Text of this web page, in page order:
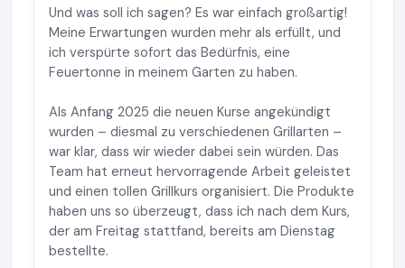
Und was soll ich sagen? Es war einfach großartig!
Meine Erwartungen wurden mehr als erfüllt, und
ich verspürte sofort das Bedürfnis, eine
Feuertonne in meinem Garten zu haben.
Als Anfang 2025 die neuen Kurse angekündigt
wurden – diesmal zu verschiedenen Grillarten –
war klar, dass wir wieder dabei sein würden. Das
Team hat erneut hervorragende Arbeit geleistet
und einen tollen Grillkurs organisiert. Die Produkte
haben uns so überzeugt, dass ich nach dem Kurs,
der am Freitag stattfand, bereits am Dienstag
bestellte.